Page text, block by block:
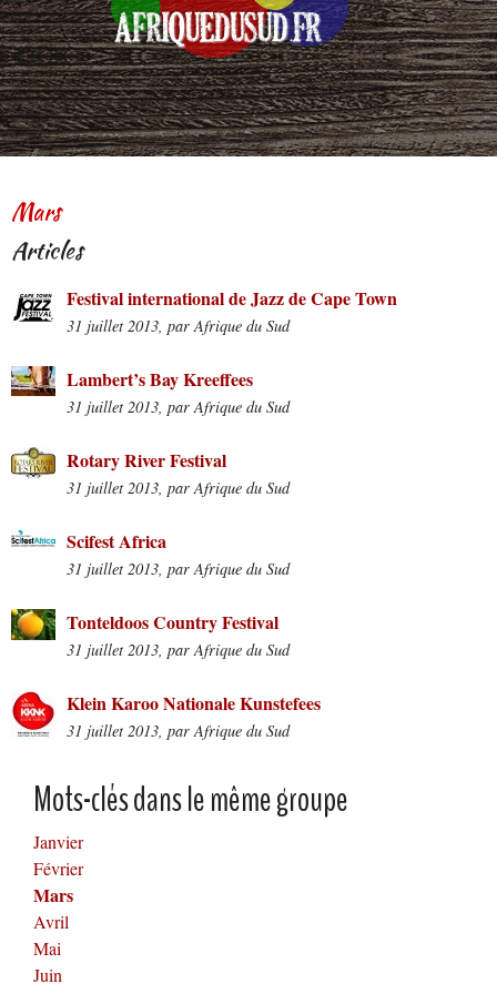
Mars
Articles
Festival international de Jazz de Cape Town
31 juillet 2013, par Afrique du Sud
Lambert’s Bay Kreeffees
31 juillet 2013, par Afrique du Sud
Rotary River Festival
31 juillet 2013, par Afrique du Sud
Scifest Africa
31 juillet 2013, par Afrique du Sud
Tonteldoos Country Festival
31 juillet 2013, par Afrique du Sud
Klein Karoo Nationale Kunstefees
31 juillet 2013, par Afrique du Sud
Mots-clés dans le même groupe
Janvier
Février
Mars
Avril
Mai
Juin